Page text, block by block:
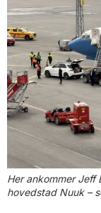
Her ankommer Jeff
hovedstad Nuuk –